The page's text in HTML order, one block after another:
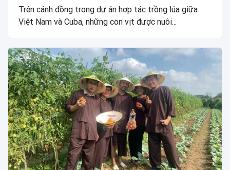
Trên cánh đồng trong dự án hợp tác trồng lúa giữa
Việt Nam và Cuba, những con vịt được nuôi...